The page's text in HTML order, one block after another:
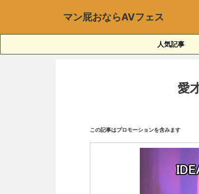
マン屁おならAVフェス
人気記事
愛
この記事はプロモーションを含みます